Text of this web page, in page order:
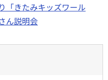
きたみキッズワール
ん説明会